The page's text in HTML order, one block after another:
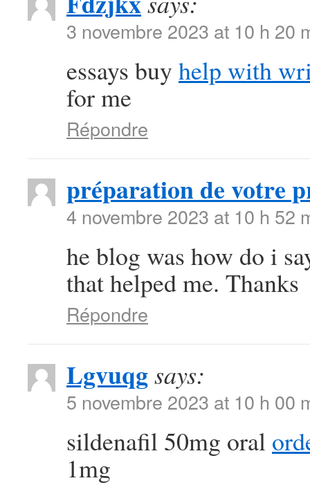
3 novembre 2023 at 10 h 20
essays buy help with
for me
Répondre
préparation de votre
4 novembre 2023 at 10 h 52
he blog was how do i
that helped me. Thanks
Répondre
Lgvuqgsays:
5 novembre 2023 at 10 h 00
sildenafil 50mg oral
1mg